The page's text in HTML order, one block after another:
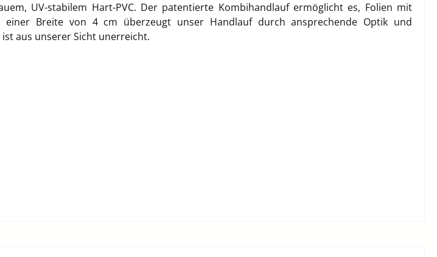
UV-stabilem Hart-PVC. Der patentierte Kombihandlauf ermöglicht es, Folien mit
Breite von 4 cm überzeugt unser Handlauf durch ansprechende Optik und
aus unserer Sicht unerreicht.